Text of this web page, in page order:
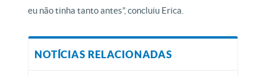
eu não tinha tanto antes”, concluiu Erica.
NOTÍCIAS RELACIONADAS